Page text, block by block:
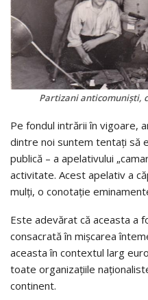
Partizani anticomunişti,
Pe fondul intrării în vigoare,
dintre noi suntem tentaţi să
publică – a apelativului
activitate. Acest apelativ a
mulţi, o conotaţie
Este adevărat că aceasta a
consacrată în mişcarea
aceasta în contextul larg
toate organizaţiile
continent.